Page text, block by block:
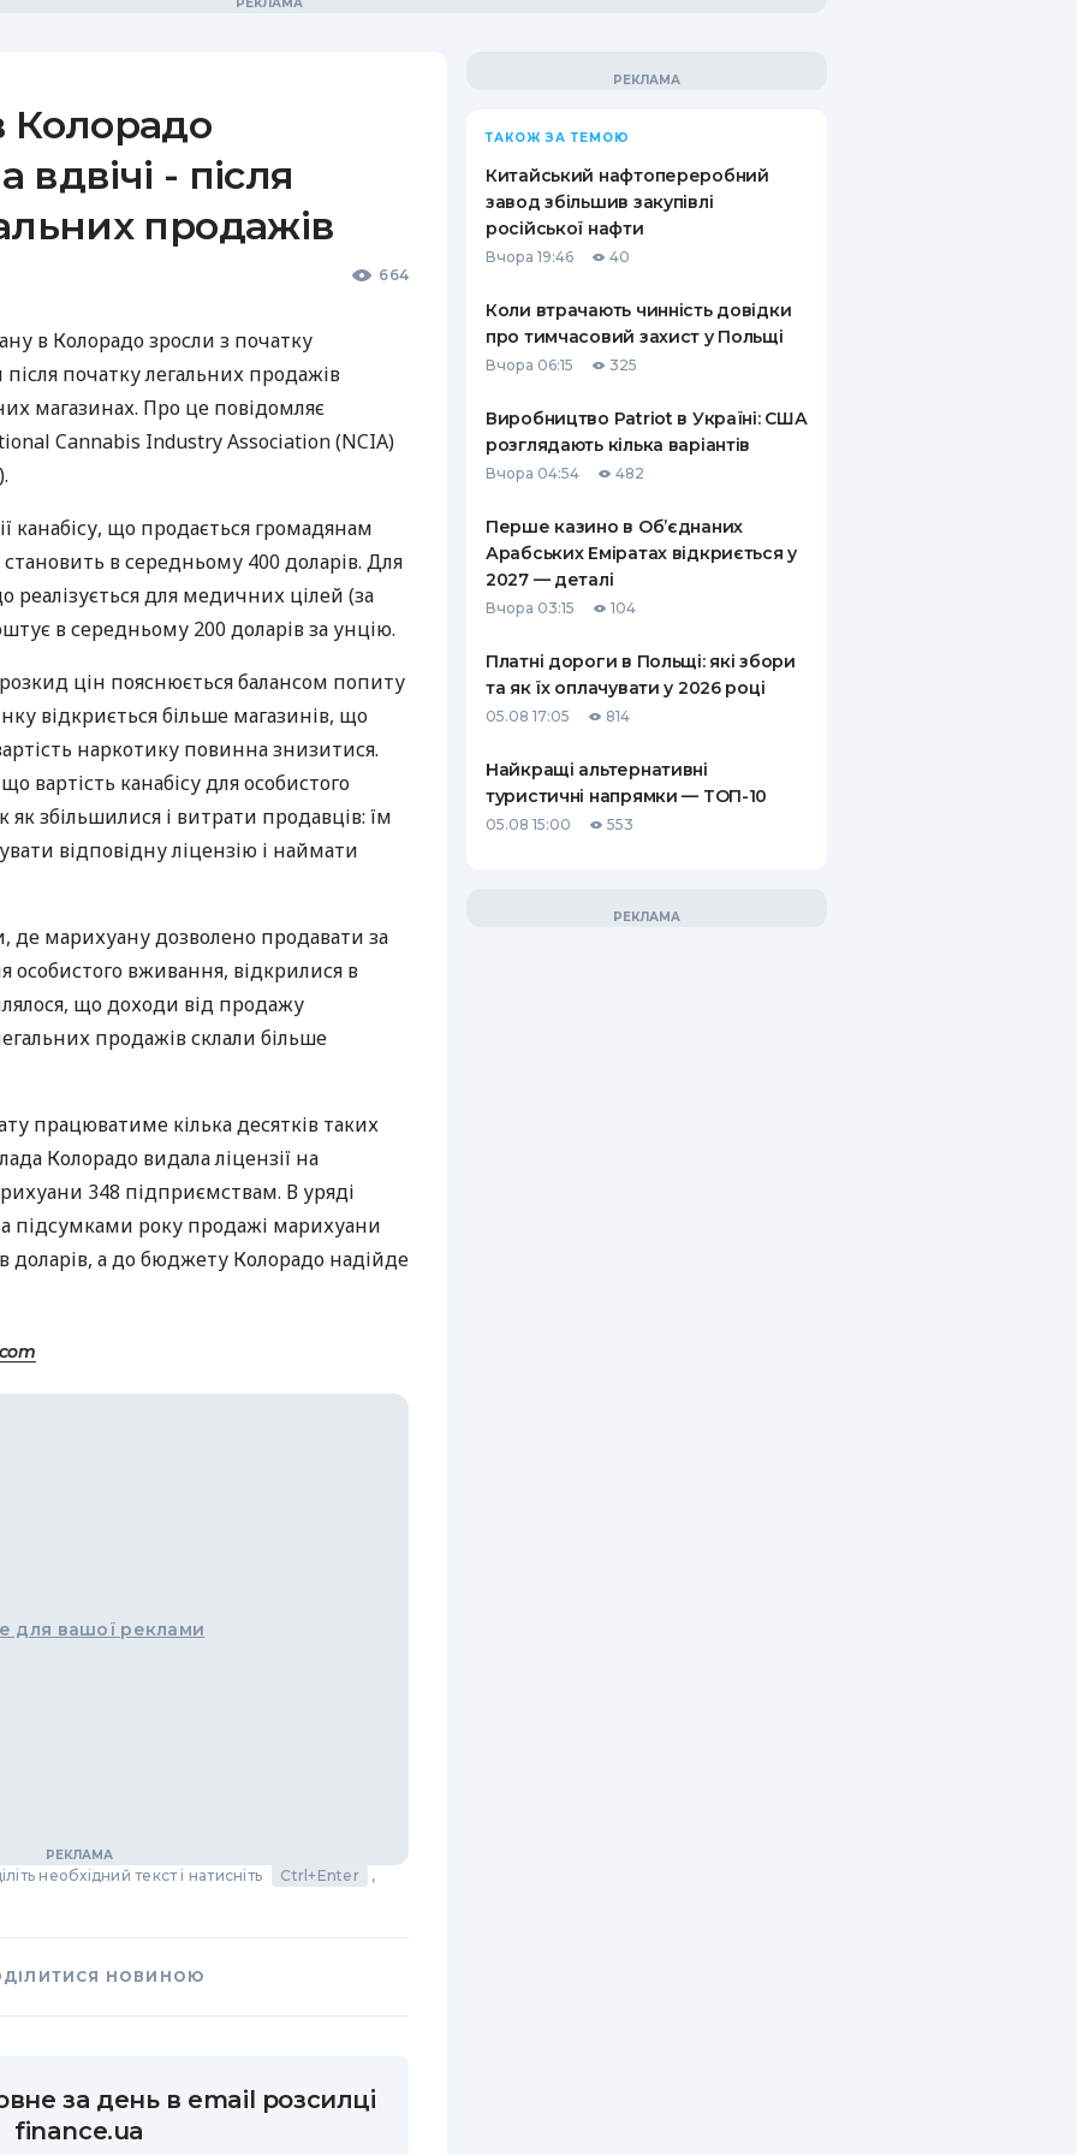
Колорадо
- після
продажів
664
в Колорадо зросли з початку
початку легальних продажів
магазинах. Про це повідомляє
Cannabis Industry Association (NCIA)
канабісу, що продається громадянам
в середньому 400 доларів. Для
реалізується для медичних цілей (за
в середньому 200 доларів за унцію.
цін пояснюється балансом попиту
відкриється більше магазинів, що
наркотику повинна знизитися.
вартість канабісу для особистого
збільшилися і витрати продавців: їм
відповідну ліцензію і наймати
де марихуану дозволено продавати за
особистого вживання, відкрилися в
що доходи від продажу
продажів склали більше
працюватиме кілька десятків таких
Колорадо видала ліцензії на
348 підприємствам. В уряді
підсумками року продажі марихуани
доларів, а до бюджету Колорадо надійде
для вашої реклами
необхідний текст і натисніть Ctrl+Enter ,
НОВИНОЮ
за день в email розсилці
finance.ua
ТАКОЖ ЗА ТЕМОЮ
Китайський нафтопереробний
завод збільшив закупівлі
російської нафти
Вчора 19:46 40
Коли втрачають чинність довідки
про тимчасовий захист у Польщі
Вчора 06:15 325
Виробництво Patriot в Україні: США
розглядають кілька варіантів
Вчора 04:54 482
Перше казино в Об’єднаних
Арабських Еміратах відкриється у
2027 — деталі
Вчора 03:15 104
Платні дороги в Польщі: які збори
та як їх оплачувати у 2026 році
05.08 17:05 814
Найкращі альтернативні
туристичні напрямки — ТОП-10
05.08 15:00 553